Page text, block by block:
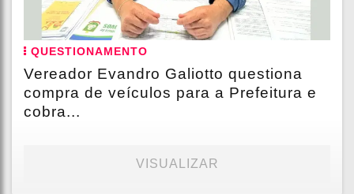
QUESTIONAMENTO
Vereador Evandro Galiotto questiona
compra de veículos para a Prefeitura e
cobra...
VISUALIZAR